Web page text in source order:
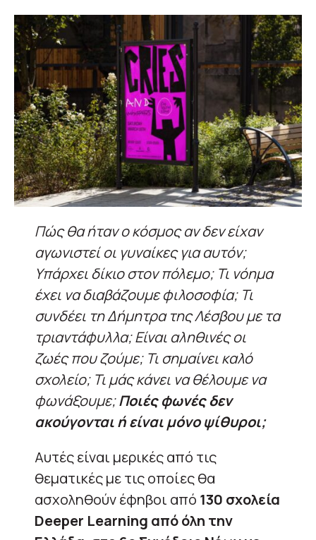
Πώς θα ήταν ο κόσμος αν δεν είχαν
αγωνιστεί οι γυναίκες για αυτόν;
Υπάρχει δίκιο στον πόλεμο; Τι νόημα
έχει να διαβάζουμε φιλοσοφία; Τι
συνδέει τη Δήμητρα της Λέσβου με τα
τριαντάφυλλα; Είναι αληθινές οι
ζωές που ζούμε; Τι σημαίνει καλό
σχολείο; Τι μάς κάνει να θέλουμε να
φωνάξουμε;Ποιές φωνές δεν
ακούγονται ή είναι μόνο ψίθυροι;
Αυτές είναι μερικές από τις
θεματικές με τις οποίες θα
ασχοληθούν έφηβοι από 130 σχολεία
Deeper Learning από όλη την